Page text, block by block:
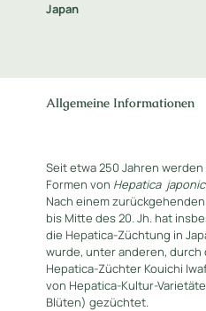
Japan
Allgemeine Informationen
Seit etwa 250 Jahren
Formen von Hepatica
Nach einem
bis Mitte des 20. Jh. hat
die Hepatica-Züchtung in
wurde, unter anderen, durch
Hepatica-Züchter Kouichi
von Hepatica-Kultur-
Blüten) gezüchtet.